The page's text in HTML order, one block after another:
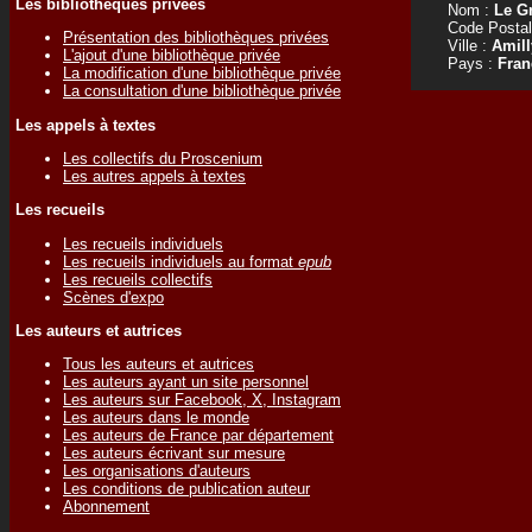
Les bibliothèques privées
Présentation des bibliothèques privées
L'ajout d'une bibliothèque privée
La modification d'une bibliothèque privée
La consultation d'une bibliothèque privée
Les appels à textes
Les collectifs du Proscenium
Les autres appels à textes
Les recueils
Les recueils individuels
Les recueils individuels au format epub
Les recueils collectifs
Scènes d'expo
Les auteurs et autrices
Tous les auteurs et autrices
Les auteurs ayant un site personnel
Les auteurs sur Facebook, X, Instagram
Les auteurs dans le monde
Les auteurs de France par département
Les auteurs écrivant sur mesure
Les organisations d'auteurs
Les conditions de publication auteur
Abonnement
Nom : Le
Code
Ville :
Pays :